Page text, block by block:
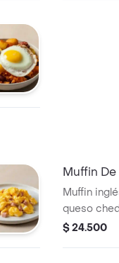
Muffin De
Muffin
queso
$ 24.500